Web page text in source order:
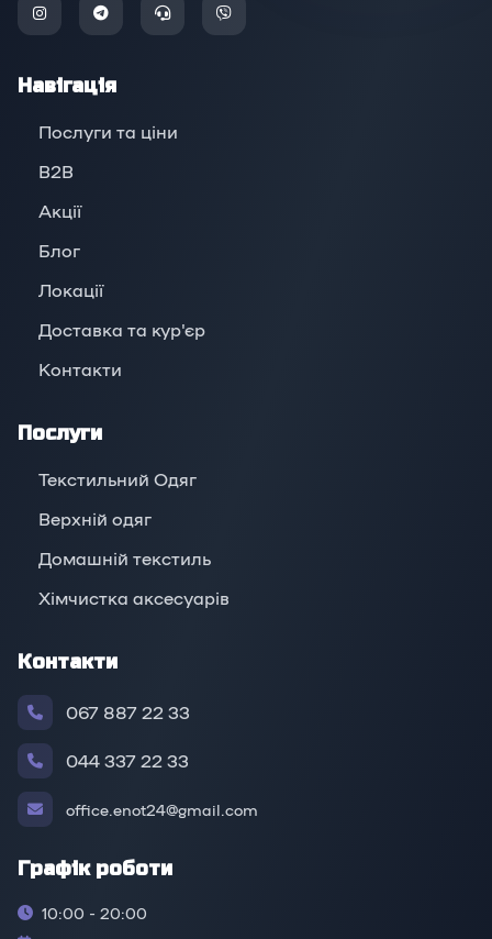
Навігація
Послуги та ціни
B2B
Акції
Блог
Локації
Доставка та кур'єр
Контакти
Послуги
Текстильний Одяг
Верхній oдяг
Домашній текстиль
Хімчистка аксесуарів
Контакти
067 887 22 33
044 337 22 33
office.enot24@gmail.com
Графік роботи
10:00 - 20:00